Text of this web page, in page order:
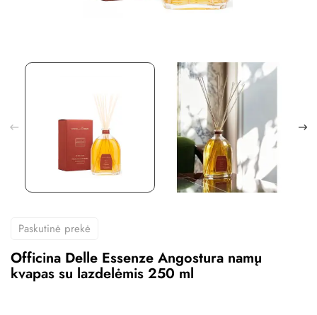
Paskutinė prekė
Officina Delle Essenze Angostura namų
kvapas su lazdelėmis 250 ml